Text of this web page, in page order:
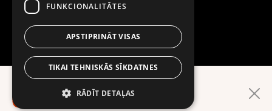
Mobilly naudas izmaksas veidlapa
Mobilly konta slēgšanas veidlapa
LEJUPIELĀDĒ LIETOTNI
FUNKCIONALITĀTES
APSTIPRINĀT VISAS
TIKAI TEHNISKĀS SĪKDATNES
RĀDĪT DETAĻAS